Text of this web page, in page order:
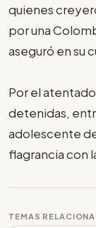
quienes
por una
aseguró en su
Por el
detenidas,
adolescente
flagrancia con
TEMAS